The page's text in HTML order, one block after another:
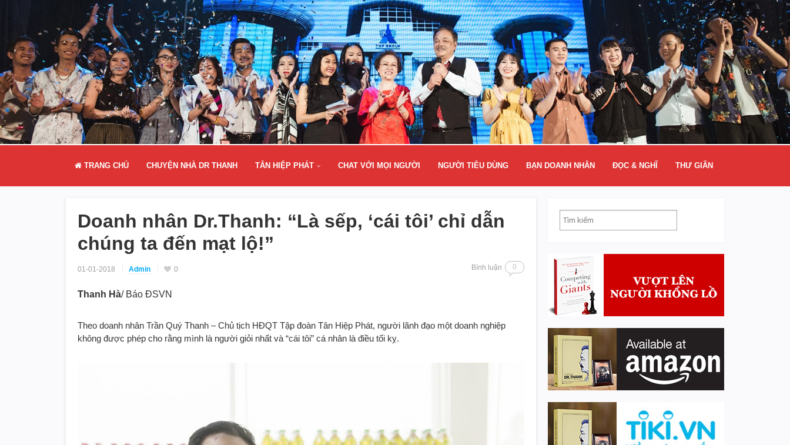
TRANG CHỦ CHUYỆN NHÀ DR THANH TÂN HIỆP PHÁT CHAT VỚI MỌI NGƯỜI NGƯỜI TIÊU DÙNG BẠN DOANH NHÂN ĐỌC & NGHĨ THƯ GIÃN
Doanh nhân Dr.Thanh: “Là sếp, ‘cái tôi’ chỉ dẫn
chúng ta đến mạt lộ!”
01-01-2018 Admin 0 Bình luận 0
Thanh Hà/ Báo ĐSVN
Theo doanh nhân Trần Quý Thanh – Chủ tịch HĐQT Tập đoàn Tân Hiệp Phát, người lãnh đạo một doanh nghiệp
không được phép cho rằng mình là người giỏi nhất và “cái tôi” cá nhân là điều tối kỵ.